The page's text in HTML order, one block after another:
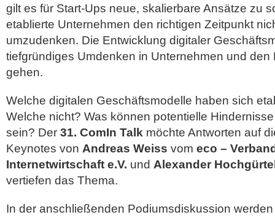
gilt es für Start-Ups neue, skalierbare Ansätze zu
etablierte Unternehmen den richtigen Zeitpunkt
umzudenken. Die Entwicklung digitaler
tiefgründiges Umdenken in Unternehmen und den
gehen.
Welche digitalen Geschäftsmodelle haben sich
Welche nicht? Was können potentielle
sein? Der 31. ComIn Talk möchte Antworten auf
Keynotes von Andreas Weiss vom eco –
Internetwirtschaft e.V. und Alexander
vertiefen das Thema.
In der anschließenden Podiumsdiskussion